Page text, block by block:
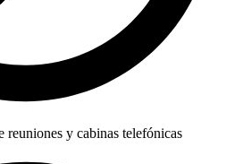
reuniones y cabinas telefónicas